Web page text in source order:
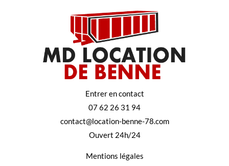
Entrer en contact
07 62 26 31 94
contact@location-benne-78.com
Ouvert 24h/24
Mentions légales